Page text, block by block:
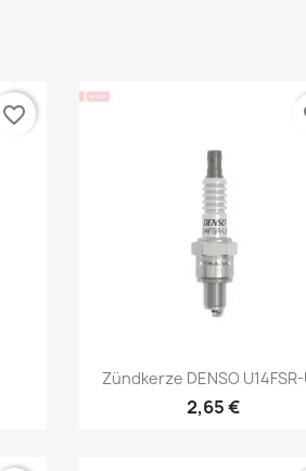
favorite_border
 Vorschau
Zündkerze DENSO
2,65 €